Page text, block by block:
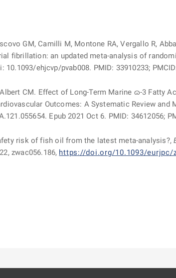
GM, Camilli M, Montone RA, Vergallo R,
fibrillation: an updated meta-analysis of
ehjcvp/pvab008. PMID: 33910233;
CM. Effect of Long-Term Marine ɷ-3 Fatty
Outcomes: A Systematic Review and
Epub 2021 Oct 6. PMID: 34612056;
risk of fish oil from the latest meta-analysis?,
zwac056.186, https://doi.org/10.1093/eurjpc/